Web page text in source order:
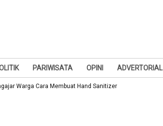
PARIWISATA OPINI ADVERTORIAL
Warga Cara Membuat Hand Sanitizer